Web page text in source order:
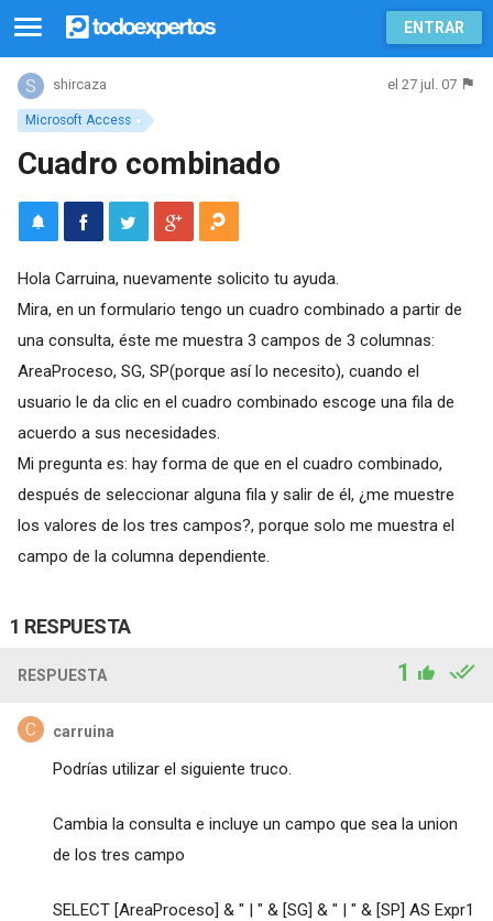
ENTRAR
Microsoft Access
shircaza el 27 jul. 07
Cuadro combinado
Hola Carruina, nuevamente solicito tu ayuda.
Mira, en un formulario tengo un cuadro combinado a partir de
una consulta, éste me muestra 3 campos de 3 columnas:
AreaProceso, SG, SP(porque así lo necesito), cuando el
usuario le da clic en el cuadro combinado escoge una fila de
acuerdo a sus necesidades.
Mi pregunta es: hay forma de que en el cuadro combinado,
después de seleccionar alguna fila y salir de él, ¿me muestre
los valores de los tres campos?, porque solo me muestra el
campo de la columna dependiente.
1 RESPUESTA
RESPUESTA 1
carruina
Podrías utilizar el siguiente truco.
Cambia la consulta e incluye un campo que sea la union
de los tres campo
SELECT [AreaProceso] & " | " & [SG] & " | " & [SP] AS Expr1